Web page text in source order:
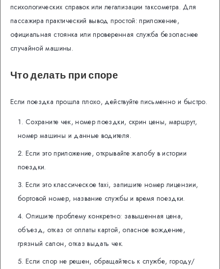
психологических справок или легализации таксометра. Для
пассажира практический вывод простой: приложение,
официальная стоянка или проверенная служба безопаснее
случайной машины.
Что делать при споре
Если поездка прошла плохо, действуйте письменно и быстро.
Сохраните чек, номер поездки, скрин цены, маршрут,
номер машины и данные водителя.
Если это приложение, открывайте жалобу в истории
поездки.
Если это классическое taxi, запишите номер лицензии,
бортовой номер, название службы и время поездки.
Опишите проблему конкретно: завышенная цена,
объезд, отказ от оплаты картой, опасное вождение,
грязный салон, отказ выдать чек.
Если спор не решен, обращайтесь к службе, городу/